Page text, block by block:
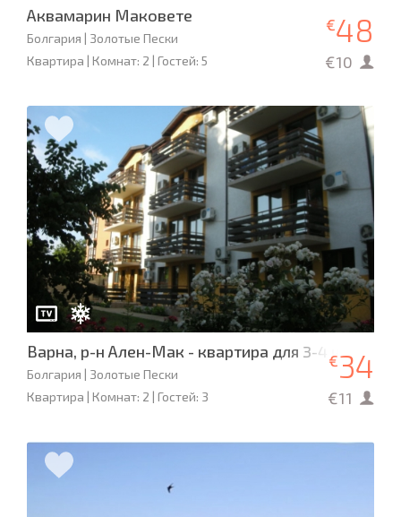
Аквамарин Маковете
Болгария | Золотые Пески
Квартира | Комнат: 2 | Гостей: 5
€48
€10
Варна, р-н Ален-Мак - квартира для 3-4 человек
Болгария | Золотые Пески
Квартира | Комнат: 2 | Гостей: 3
€34
€11